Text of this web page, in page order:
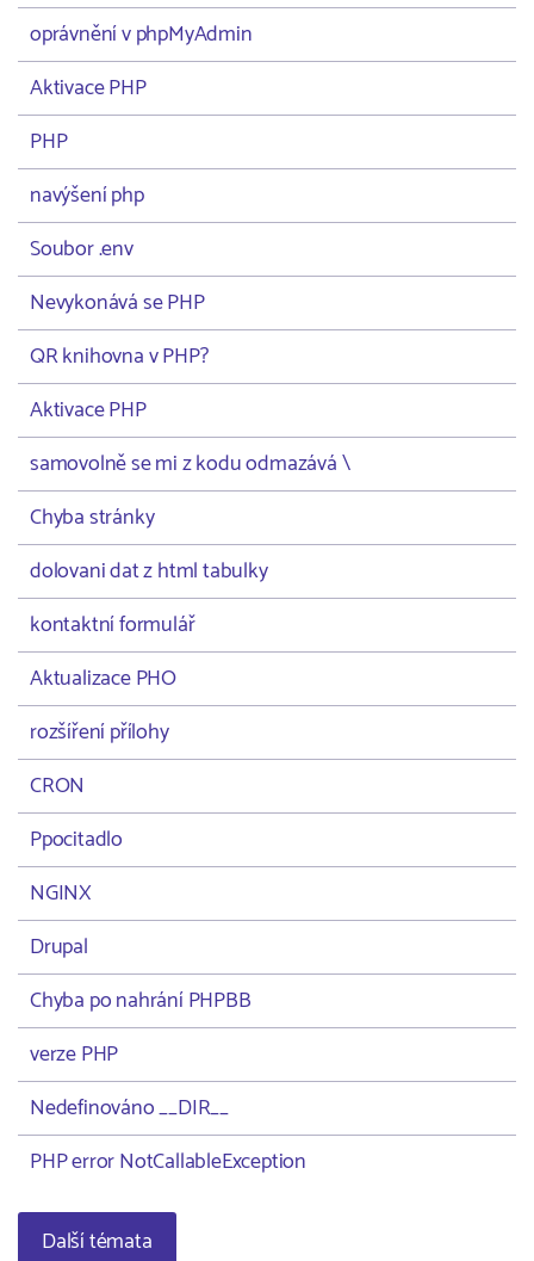
oprávnění v phpMyAdmin
Aktivace PHP
PHP
navýšení php
Soubor .env
Nevykonává se PHP
QR knihovna v PHP?
Aktivace PHP
samovolně se mi z kodu odmazává \
Chyba stránky
dolovani dat z html tabulky
kontaktní formulář
Aktualizace PHO
rozšíření přílohy
CRON
Ppocitadlo
NGINX
Drupal
Chyba po nahrání PHPBB
verze PHP
Nedefinováno __DIR__
PHP error NotCallableException
Další témata